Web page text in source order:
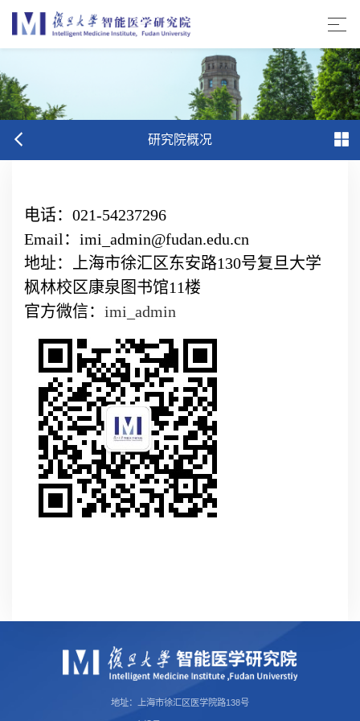
研究院概况
电话：021-54237296
Email：imi_admin@fudan.edu.cn
地址：上海市徐汇区东安路130号复旦大学
枫林校区康泉图书馆11楼
官方微信： imi_admin
地址：上海市徐汇区医学院路138号